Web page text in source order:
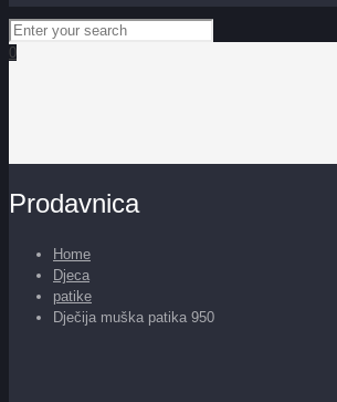
0
Prodavnica
Home
Djeca
patike
Dječija muška patika 950